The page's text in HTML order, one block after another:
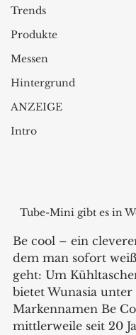
Trends
Produkte
Messen
Hintergrund
ANZEIGE
Intro
Tube-Mini gibt es in
Be cool – ein
dem man sofort
geht: Um
bietet Wunasia unter
Markennamen Be
mittlerweile seit 20